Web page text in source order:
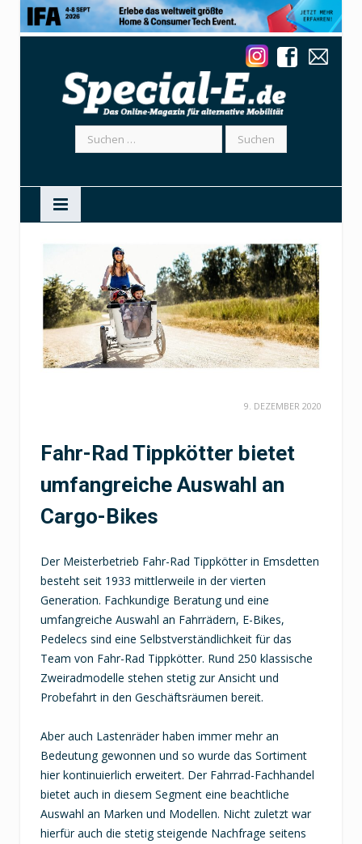
Suchen
nach:
9. DEZEMBER 2020
Fahr-Rad Tippkötter bietet
umfangreiche Auswahl an
Cargo-Bikes
Der Meisterbetrieb Fahr-Rad Tippkötter in Emsdetten
besteht seit 1933 mittlerweile in der vierten
Generation. Fachkundige Beratung und eine
umfangreiche Auswahl an Fahrrädern, E-Bikes,
Pedelecs sind eine Selbstverständlichkeit für das
Team von Fahr-Rad Tippkötter. Rund 250 klassische
Zweiradmodelle stehen stetig zur Ansicht und
Probefahrt in den Geschäftsräumen bereit.
Aber auch Lastenräder haben immer mehr an
Bedeutung gewonnen und so wurde das Sortiment
hier kontinuierlich erweitert. Der Fahrrad-Fachhandel
bietet auch in diesem Segment eine beachtliche
Auswahl an Marken und Modellen. Nicht zuletzt war
hierfür auch die stetig steigende Nachfrage seitens